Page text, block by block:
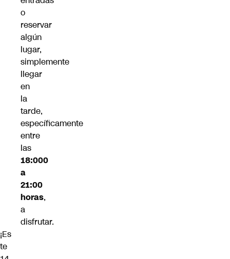
o
reservar
algún
lugar,
simplemente
llegar
en
la
tarde,
específicamente
entre
las
18:000
a
21:00
horas,
a
disfrutar.
¡Es
te